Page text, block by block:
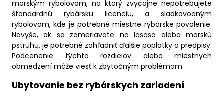
morským rybolovom, na ktorý zvyčajne nepotrebujete
štandardnú rybársku licenciu, a sladkovodným
rybolovom, kde je potrebné miestne rybárske povolenie.
Navyše, ak sa zameriavate na lososa alebo morskú
pstruhu, je potrebné zohľadniť ďalšie poplatky a predpisy.
Podcenenie týchto rozdielov alebo miestnych
obmedzení môže viesť k zbytočným problémom.
Ubytovanie bez rybárskych zariadení